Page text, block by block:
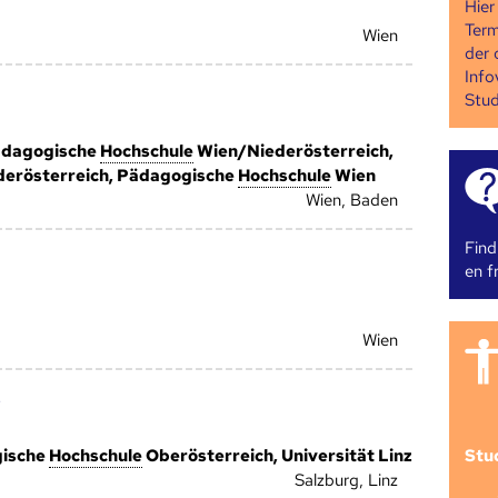
Wien
Hoch­schuleWien/Niederösterreich,
Pädagogische Hoch­schuleWien
Wien, Baden
Wien
Hoch­schuleOberösterreich, Universität Linz
Salzburg, Linz
der
en